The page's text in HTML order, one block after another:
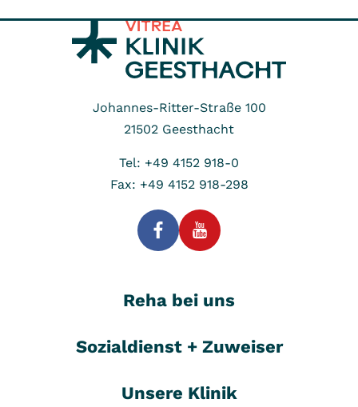
Johannes-Ritter-Straße 100
21502 Geesthacht
Tel: +49 4152 918-0
Fax: +49 4152 918-298
Reha bei uns
Sozialdienst + Zuweiser
Unsere Klinik